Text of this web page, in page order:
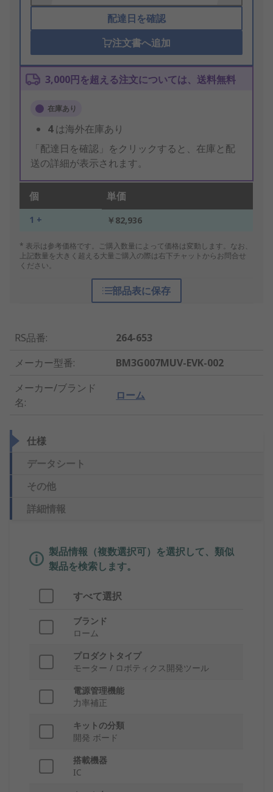
配達日を確認
注文書へ追加
3,000円を超える注文については、送料無料
在庫あり
4は海外在庫あり
「配達日を確認」をクリックすると、在庫と配
送の詳細が表示されます。
個 単価
1 + ￥82,936
* 表示は参考価格です。ご購入数量によって価格は変動します。なお、
上記数量を大きく超える大量ご購入の際は右下チャットからお問合せ
ください。
部品表に保存
RS品番:
264-653
メーカー型番:
BM3G007MUV-EVK-002
メーカー/ブランド
名:
ローム
仕様
データシート
その他
詳細情報
製品情報（複数選択可）を選択して、類似
製品を検索します。
すべて選択
ブランド
ローム
プロダクトタイプ
モーター / ロボティクス開発ツール
電源管理機能
力率補正
キットの分類
開発 ボード
搭載機器
IC